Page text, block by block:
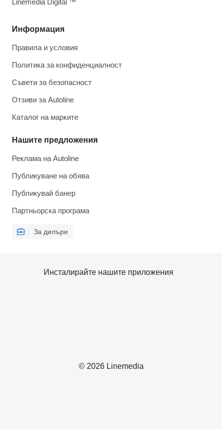
Информация
Правила и условия
Политика за конфиденциалност
Съвети за безопасност
Отзиви за Autoline
Каталог на марките
Нашите предложения
Реклама на Autoline
Публикуване на обява
Публикувай банер
Партньорска програма
За дилъри
Linemedia Digital ™
© 2026 Linemedia
Инсталирайте нашите приложения